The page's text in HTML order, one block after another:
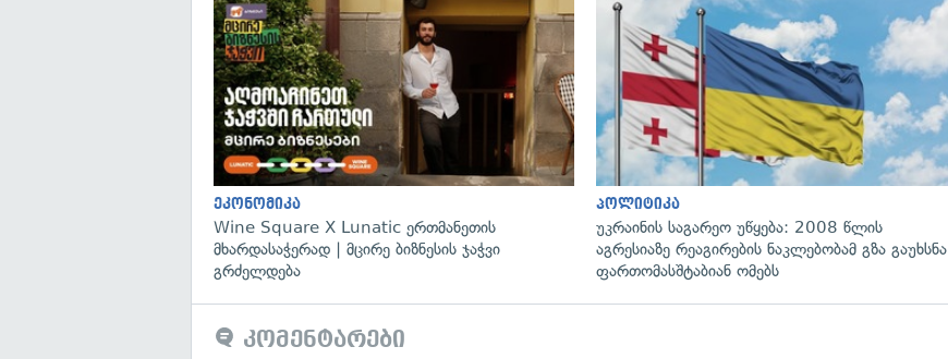
ეკონომიკა
Wine Square X Lunatic ერთმანეთის
მხარდასაჭერად | მცირე ბიზნესის ჯაჭვი
გრძელდება
პოლიტიკა
უკრაინის საგარეო უწყება: 2008 წლის
აგრესიაზე რეაგირების ნაკლებობამ გზა გაუხსნა
ფართომასშტაბიან ომებს
კომენტარები